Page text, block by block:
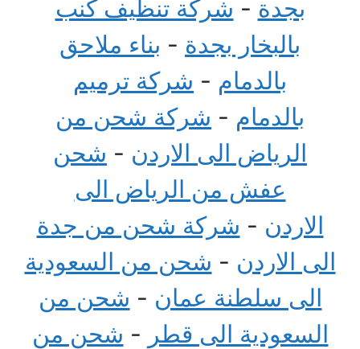
بجدة - شركة تنظيف كنب
بالبخار بجدة - بناء ملاحق
بالدمام - شركة ترميم
بالدمام - شركة شحن من
الرياض الى الاردن - شحن
عفش من الرياض الى
الاردن - شركة شحن من جدة
الى الاردن - شحن من السعودية
الى سلطنة عمان - شحن من
السعودية الى قطر - شحن من